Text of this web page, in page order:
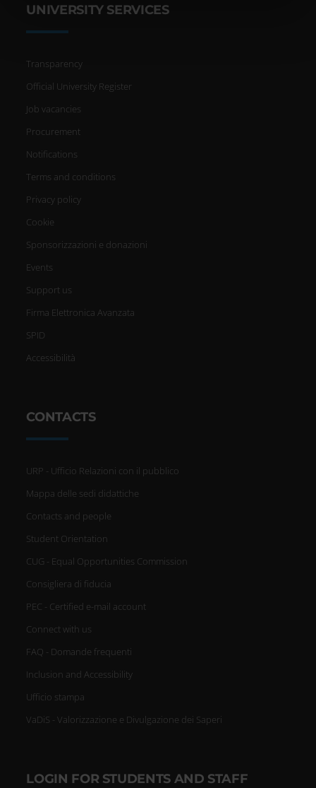
nostri partner che si occupano di analisi dei dati web,
pubblicità e social media, i quali potrebbero combinarle
raccolto dal tuo utilizzo dei loro servizi.
UNIVERSITY SERVICES
Transparency
Official University Register
Job vacancies
Procurement
Notifications
Terms and conditions
Privacy policy
Cookie
Sponsorizzazioni e donazioni
Events
Support us
Firma Elettronica Avanzata
SPID
Accessibilità
CONTACTS
URP - Ufficio Relazioni con il pubblico
Mappa delle sedi didattiche
Contacts and people
Student Orientation
CUG - Equal Opportunities Commission
Consigliera di fiducia
PEC - Certified e-mail account
Connect with us
FAQ - Domande frequenti
Inclusion and Accessibility
Ufficio stampa
VaDiS - Valorizzazione e Divulgazione dei Saperi
LOGIN FOR STUDENTS AND STAFF